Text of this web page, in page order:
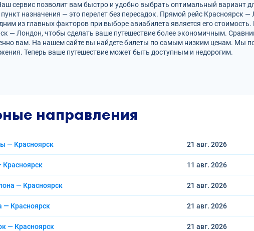
сервис позволит вам быстро и удобно выбрать оптимальный вариант
назначения — это перелет без пересадок. Прямой рейс Красноярск
из главных факторов при выборе авиабилета является его
— Лондон, чтобы сделать ваше путешествие более экономичным.
вам. На нашем сайте вы найдете билеты по самым низким ценам. Мы
Теперь ваше путешествие может быть доступным и недорогим.
направления
— Красноярск 21 авг. 2026
Красноярск 11 авг. 2026
— Красноярск 21 авг. 2026
— Красноярск 21 авг. 2026
— Красноярск 21 авг. 2026